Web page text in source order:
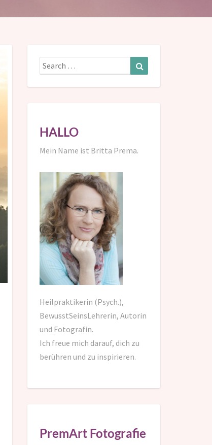
Search
for:
HALLO
Mein Name ist Britta Prema.
Heilpraktikerin (Psych.),
BewusstSeinsLehrerin, Autorin
und Fotografin.
Ich freue mich darauf, dich zu
berühren und zu inspirieren.
PremArt Fotografie